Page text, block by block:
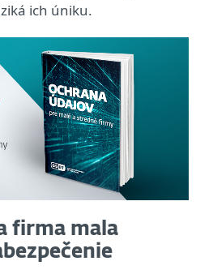
ich úniku.
firma mala